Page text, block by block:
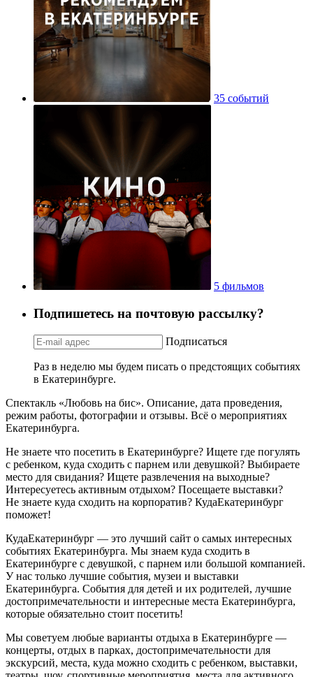
35 событий
5 фильмов
Подпишетесь на почтовую рассылку?
Подписаться
Раз в неделю мы будем писать о предстоящих событиях
в Екатеринбурге.
Спектакль «Любовь на бис». Описание, дата проведения,
режим работы, фотографии и отзывы. Всё о мероприятиях
Екатеринбурга.
Не знаете что посетить в Екатеринбурге? Ищете где погулять
с ребенком, куда сходить с парнем или девушкой? Выбираете
место для свидания? Ищете развлечения на выходные?
Интересуетесь активным отдыхом? Посещаете выставки?
Не знаете куда сходить на корпоратив? КудаЕкатеринбург
поможет!
КудаЕкатеринбург — это лучший сайт о самых интересных
событиях Екатеринбурга. Мы знаем куда сходить в
Екатеринбурге с девушкой, с парнем или большой компанией.
У нас только лучшие события, музеи и выставки
Екатеринбурга. События для детей и их родителей, лучшие
достопримечательности и интересные места Екатеринбурга,
которые обязательно стоит посетить!
Мы советуем любые варианты отдыха в Екатеринбурге —
концерты, отдых в парках, достопримечательности для
экскурсий, места, куда можно сходить с ребенком, выставки,